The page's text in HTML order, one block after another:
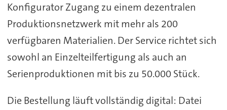
Konfigurator Zugang zu einem dezentralen
Produktionsnetzwerk mit mehr als 200
verfügbaren Materialien. Der Service richtet sich
sowohl an Einzelteilfertigung als auch an
Serienproduktionen mit bis zu 50.000 Stück.
Die Bestellung läuft vollständig digital: Datei